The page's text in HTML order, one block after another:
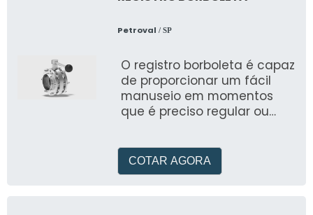
Petroval / SP
O registro borboleta é capaz
de proporcionar um fácil
manuseio em momentos
que é preciso regular ou
COTAR AGORA